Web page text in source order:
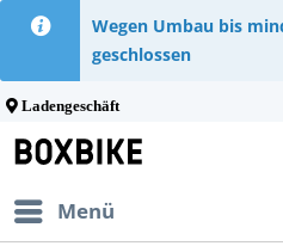
Wegen Umbau bis
geschlossen
Ladengeschäft
Menü